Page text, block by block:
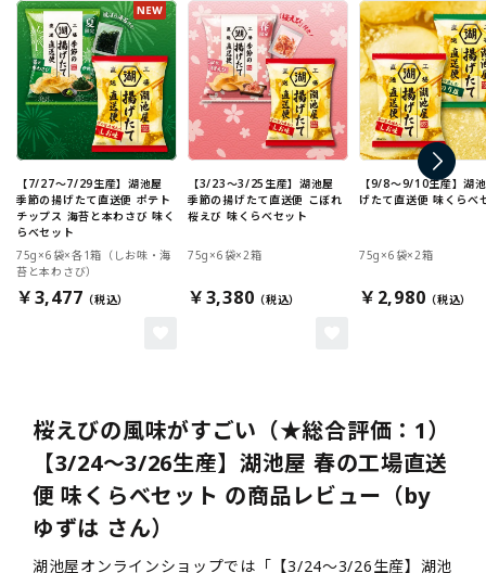
【7/27～7/29生産】湖池屋
季節の揚げたて直送便 ポテト
チップス 海苔と本わさび 味く
らべセット
75g×6袋×各1箱（しお味・海
苔と本わさび）
￥3,477
【3/23～3/25生産】湖池屋
季節の揚げたて直送便 こぼれ
桜えび 味くらべセット
75g×6袋×2箱
￥3,380
【9/8～9/10生産】湖
げたて直送便 味くらべ
75g×6袋×2箱
￥2,980
桜えびの風味がすごい（★総合評価：1）
【3/24～3/26生産】湖池屋 春の工場直送
便 味くらべセット の商品レビュー（by
ゆずは さん）
湖池屋オンラインショップでは「【3/24～3/26生産】湖池